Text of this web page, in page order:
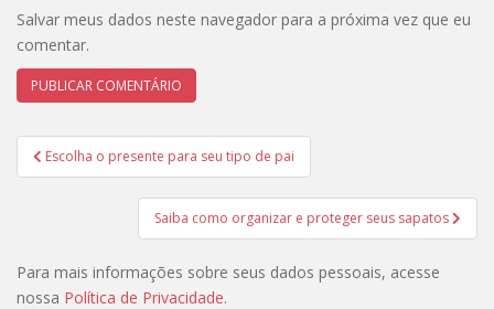
Salvar meus dados neste navegador para a próxima vez que eu
comentar.
Navegação
de
Escolha o presente para seu tipo de pai
Saiba como organizar e proteger seus sapatos
Para mais informações sobre seus dados pessoais, acesse
nossa Política de Privacidade.